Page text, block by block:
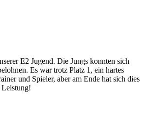
E2 Jugend. Die Jungs konnten sich
Es war trotz Platz 1, ein hartes
und Spieler, aber am Ende hat sich dies
Leistung!